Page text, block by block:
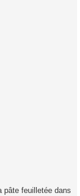
feuilletée dans